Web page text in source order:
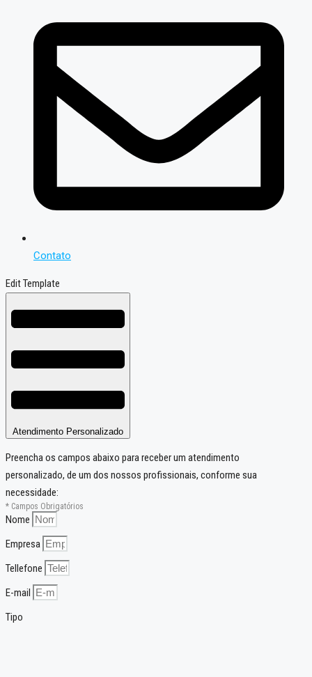
Contato
Edit Template
Atendimento Personalizado
Preencha os campos abaixo para receber um atendimento
personalizado, de um dos nossos profissionais, conforme sua
necessidade:
* Campos Obrigatórios
Nome
Empresa
Tellefone
E-mail
Tipo